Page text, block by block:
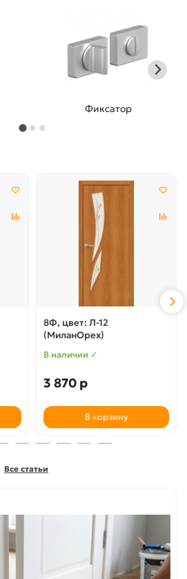
Фиксатор
8Ф, цвет: Л-12
(МиланОрех)
В наличии ✓
3 870 р
В корзину
Все статьи